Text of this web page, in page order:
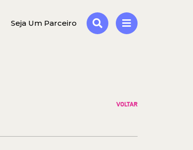
Seja Um Parceiro
VOLTAR